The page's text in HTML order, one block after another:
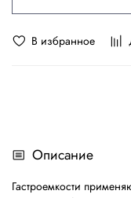
В избранное
Описание
Гастроемкости